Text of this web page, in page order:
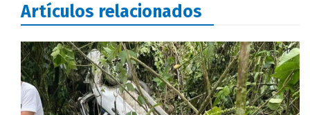
Artículos relacionados